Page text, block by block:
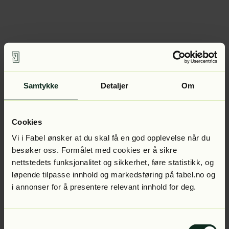
Samtykke Detaljer Om
Cookies
Vi i Fabel ønsker at du skal få en god opplevelse når du
besøker oss. Formålet med cookies er å sikre
nettstedets funksjonalitet og sikkerhet, føre statistikk, og
løpende tilpasse innhold og markedsføring på fabel.no og
i annonser for å presentere relevant innhold for deg.